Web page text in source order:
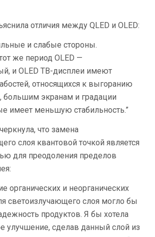
отличия между QLED и OLED:
и слабые стороны.
же период OLED —
и OLED ТВ-дисплеи имеют
относящихся к выгоранию
большим экранам и градации
имеет меньшую стабильность.”
что замена
слоя квантовой точкой является
для преодоления пределов
органических и неорганических
светоизлучающего слоя могло бы
продуктов. Я бы хотела
улучшение, сделав данный слой из